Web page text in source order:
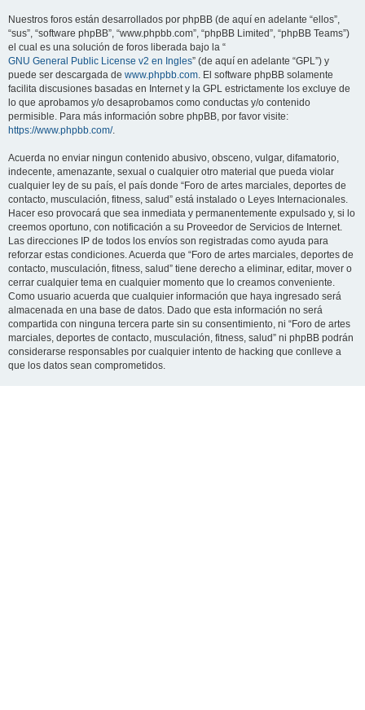
Nuestros foros están desarrollados por phpBB (de aquí en adelante “ellos”,
“sus”, “software phpBB”, “www.phpbb.com”, “phpBB Limited”, “phpBB Teams”)
el cual es una solución de foros liberada bajo la “
GNU General Public License v2 en Ingles” (de aquí en adelante “GPL”) y
puede ser descargada de www.phpbb.com. El software phpBB solamente
facilita discusiones basadas en Internet y la GPL estrictamente los excluye de
lo que aprobamos y/o desaprobamos como conductas y/o contenido
permisible. Para más información sobre phpBB, por favor visite:
https://www.phpbb.com/.
Acuerda no enviar ningun contenido abusivo, obsceno, vulgar, difamatorio,
indecente, amenazante, sexual o cualquier otro material que pueda violar
cualquier ley de su país, el país donde “Foro de artes marciales, deportes de
contacto, musculación, fitness, salud” está instalado o Leyes Internacionales.
Hacer eso provocará que sea inmediata y permanentemente expulsado y, si lo
creemos oportuno, con notificación a su Proveedor de Servicios de Internet.
Las direcciones IP de todos los envíos son registradas como ayuda para
reforzar estas condiciones. Acuerda que “Foro de artes marciales, deportes de
contacto, musculación, fitness, salud” tiene derecho a eliminar, editar, mover o
cerrar cualquier tema en cualquier momento que lo creamos conveniente.
Como usuario acuerda que cualquier información que haya ingresado será
almacenada en una base de datos. Dado que esta información no será
compartida con ninguna tercera parte sin su consentimiento, ni “Foro de artes
marciales, deportes de contacto, musculación, fitness, salud” ni phpBB podrán
considerarse responsables por cualquier intento de hacking que conlleve a
que los datos sean comprometidos.